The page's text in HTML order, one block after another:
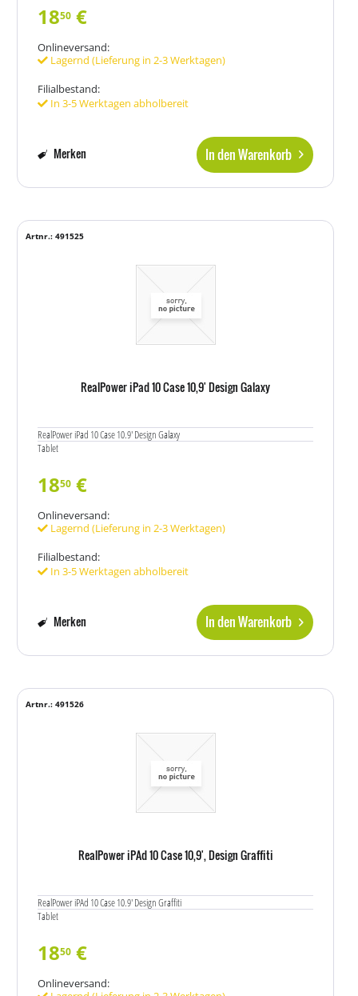
1850 €
Onlineversand:
Lagernd (Lieferung in 2-3 Werktagen)
Filialbestand:
In 3-5 Werktagen abholbereit
In den Warenkorb
Merken
RealPower iPad 10 Case 10,9' Design Galaxy
RealPower iPad 10 Case 10.9' Design Galaxy
Tablet
Artnr.: 491525
1850 €
Onlineversand:
Lagernd (Lieferung in 2-3 Werktagen)
Filialbestand:
In 3-5 Werktagen abholbereit
In den Warenkorb
Merken
RealPower iPAd 10 Case 10,9', Design Graffiti
RealPower iPAd 10 Case 10.9' Design Graffiti
Tablet
Artnr.: 491526
1850 €
Onlineversand: